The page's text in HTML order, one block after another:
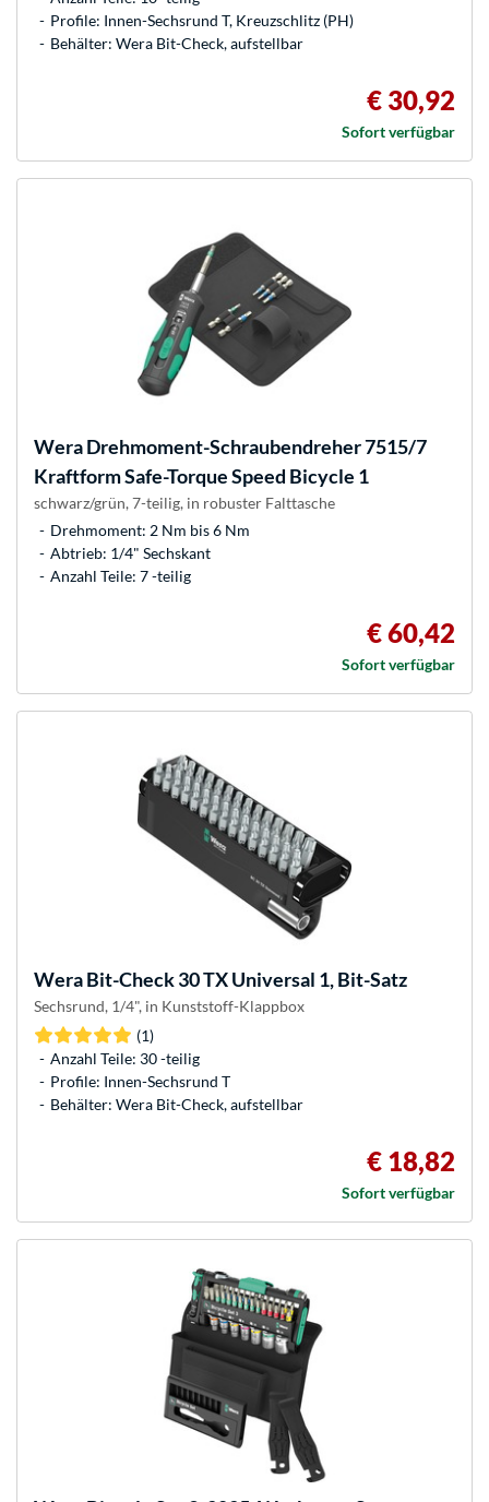
Profile: Innen-Sechsrund T, Kreuzschlitz (PH)
Behälter: Wera Bit-Check, aufstellbar
€ 30,92
Sofort verfügbar
WeraDrehmoment-Schraubendreher 7515/7
Kraftform Safe-Torque Speed Bicycle 1
schwarz/grün, 7-teilig, in robuster Falttasche
Drehmoment: 2 Nm bis 6 Nm
Abtrieb: 1/4" Sechskant
Anzahl Teile: 7 -teilig
€ 60,42
Sofort verfügbar
WeraBit-Check 30 TX Universal 1, Bit-Satz
Sechsrund, 1/4", in Kunststoff-Klappbox
(1)
Anzahl Teile: 30 -teilig
Profile: Innen-Sechsrund T
Behälter: Wera Bit-Check, aufstellbar
€ 18,82
Sofort verfügbar